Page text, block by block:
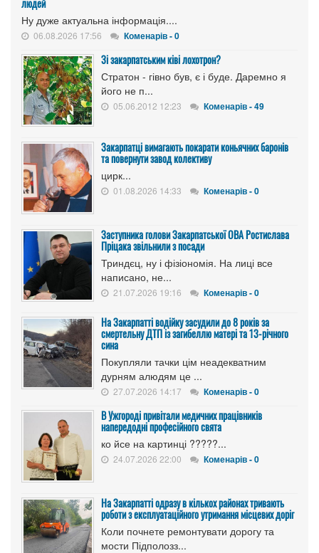
людей
Ну дуже актуальна інформація....
06.08.2026 17:56 Коменарів - 0
Зі закарпатським ківі лохотрон?
Стратон - гівно був, є і буде. Даремно я
його не п...
05.06.2012 12:23 Коменарів - 49
Закарпатці вимагають покарати коньячних баронів
та повернути завод колективу
цирк...
01.08.2026 14:33 Коменарів - 0
Заступника голови Закарпатської ОВА Ростислава
Пріцака звільнили з посади
Триндєц, ну і фізіономія. На лиці все
написано, не...
21.07.2026 19:16 Коменарів - 0
На Закарпатті водійку засудили до 8 років за
смертельну ДТП із загибеллю матері та 13-річного
сина
Покупляли тачки цім неадекватним
дурням алюдям це ...
27.07.2026 14:17 Коменарів - 0
В Ужгороді привітали медичних працівників
напередодні професійного свята
ко йсе на картинці ?????...
24.07.2026 22:00 Коменарів - 0
На Закарпатті одразу в кількох районах тривають
роботи з експлуатаційного утримання місцевих доріг
Коли почнете ремонтувати дорогу та
мости Підполозз...